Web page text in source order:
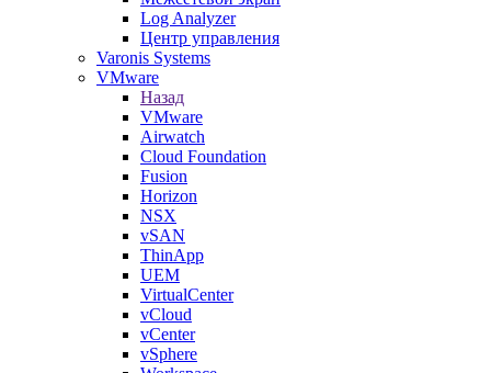
Log Analyzer
Центр управления
Varonis Systems
VMware
Назад
VMware
Airwatch
Cloud Foundation
Fusion
Horizon
NSX
vSAN
ThinApp
UEM
VirtualCenter
vCloud
vCenter
vSphere